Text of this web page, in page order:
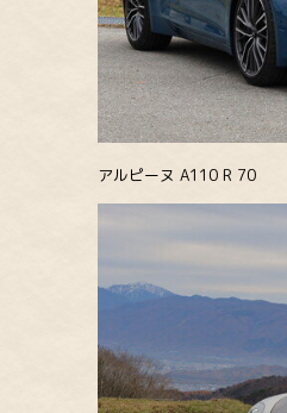
アルピーヌ A110 R 70